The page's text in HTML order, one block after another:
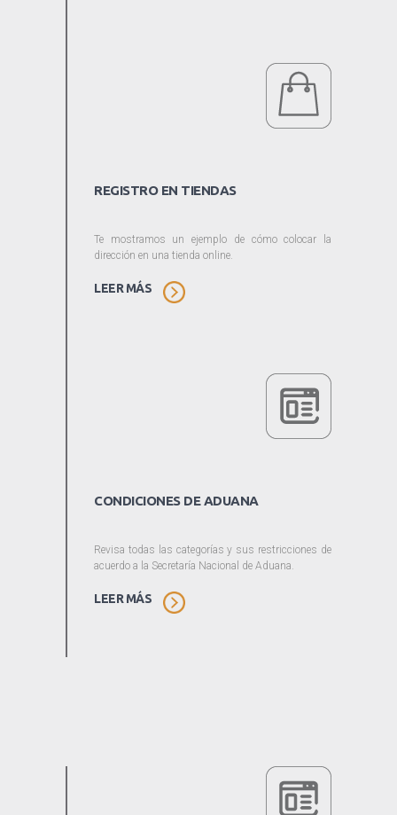
REGISTRO EN TIENDAS
Te mostramos un ejemplo de cómo colocar la
dirección en una tienda online.
LEER MÁS
CONDICIONES DE ADUANA
Revisa todas las categorías y sus restricciones de
acuerdo a la Secretaría Nacional de Aduana.
LEER MÁS